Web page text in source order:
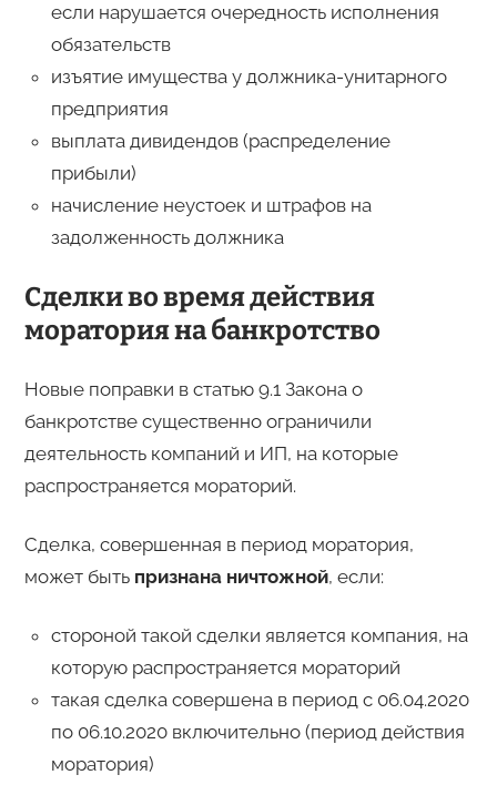
если нарушается очередность исполнения
обязательств
изъятие имущества у должника-унитарного
предприятия
выплата дивидендов (распределение
прибыли)
начисление неустоек и штрафов на
задолженность должника
Сделки во время действия
моратория на банкротство
Новые поправки в статью 9.1 Закона о
банкротстве существенно ограничили
деятельность компаний и ИП, на которые
распространяется мораторий.
Сделка, совершенная в период моратория,
может быть признана ничтожной, если:
стороной такой сделки является компания, на
которую распространяется мораторий
такая сделка совершена в период с 06.04.2020
по 06.10.2020 включительно (период действия
моратория)